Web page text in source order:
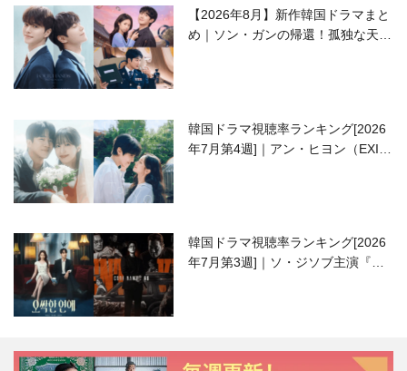
【2026年8月】新作韓国ドラマまと
め｜ソン・ガンの帰還！孤独な天才
韓国ドラマ視聴率ランキング[2026
年7月第4週]｜アン・ヒヨン（EXID
韓国ドラマ視聴率ランキング[2026
年7月第3週]｜ソ・ジソブ主演『エ